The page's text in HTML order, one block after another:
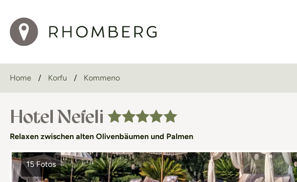
Home Korfu Kommeno
Hotel Nefeli
Relaxen zwischen alten Olivenbäumen und Palmen
15 Fotos